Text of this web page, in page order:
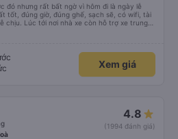
đó nhưng rất bất ngờ vì hôm đi là ngày lễ
tốt, đúng giờ, đúng ghế, sạch sẽ, có wifi, tài
chịu. Lúc tới nơi nhà xe còn hỗ trợ xe trung
xe, hy vọng nhà xe duy trì được chất lượng
Xem giá
4.8
(1994 đánh giá)